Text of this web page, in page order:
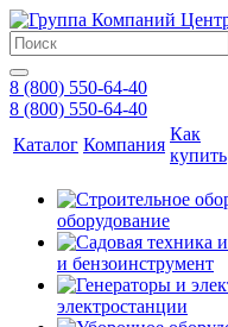
8 (800) 550-64-40
8 (800) 550-64-40
Каталог Компания
Как
купить
оборудование
и бензоинструмент
электростанции